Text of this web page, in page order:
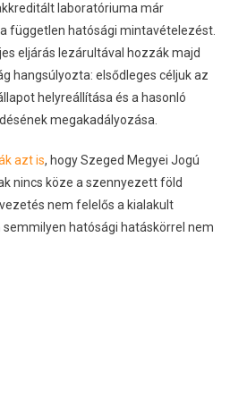
laboratóriuma már
független hatósági mintavételezést.
eljárás lezárultával hozzák majd
hangsúlyozta: elsődleges céljuk az
helyreállítása és a hasonló
megakadályozása.
azt is, hogy Szeged Megyei Jogú
nincs köze a szennyezett föld
nem felelős a kialakult
semmilyen hatósági hatáskörrel nem